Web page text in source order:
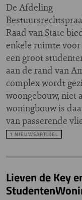
De Afdeling
Raad van State
enkele ruimte
een groot
aan de rand van
complex wordt
woongebouw, niet
woningbouw is
van passerende
1 NIEUWSARTIKEL
Lieven de Key